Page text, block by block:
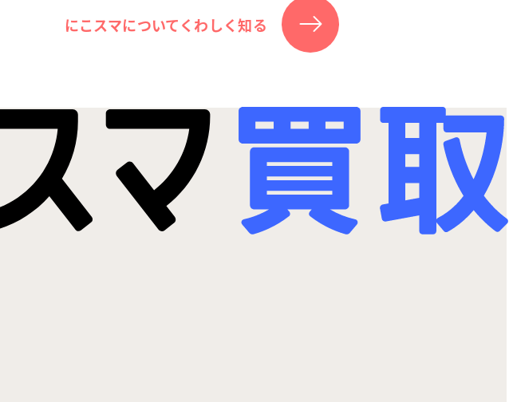
にこスマについてくわしく知る